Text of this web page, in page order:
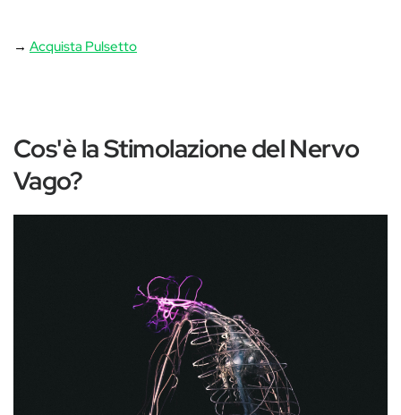
→Acquista Pulsetto
Cos'è la Stimolazione del Nervo
Vago?